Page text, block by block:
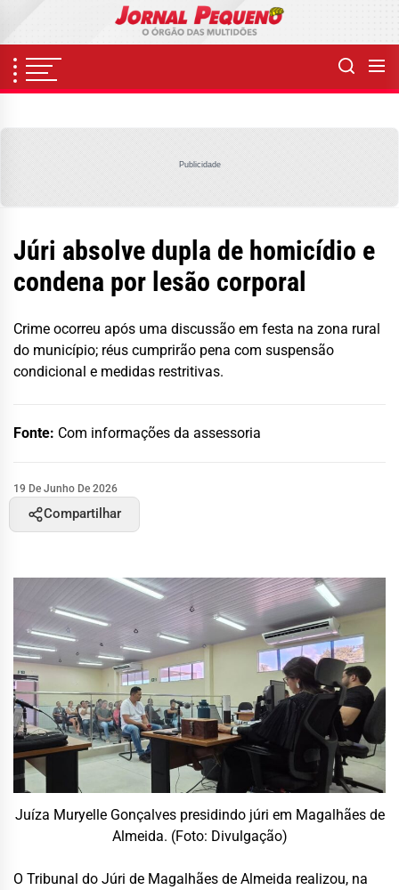
content
Publicidade
Júri absolve dupla de homicídio e
condena por lesão corporal
Crime ocorreu após uma discussão em festa na zona rural
do município; réus cumprirão pena com suspensão
condicional e medidas restritivas.
Fonte: Com informações da assessoria
19 De Junho De 2026
Compartilhar
Juíza Muryelle Gonçalves presidindo júri em Magalhães de
Almeida. (Foto: Divulgação)
O Tribunal do Júri de Magalhães de Almeida realizou, na